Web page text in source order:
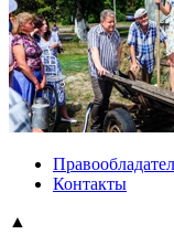
Контакты
▲